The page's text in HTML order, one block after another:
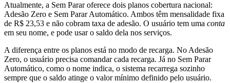
Atualmente, a Sem Parar oferece dois planos cobertura nacional:
Adesão Zero e Sem Parar Automático. Ambos têm mensalidade fixa
de R$ 23,53 e não cobram taxa de adesão. O usuário tem uma conta
em seu nome, e pode usar o saldo dela nos serviços.
A diferença entre os planos está no modo de recarga. No Adesão
Zero, o usuário precisa comandar cada recarga. Já no Sem Parar
Automático, como o nome indica, o sistema recarrega sozinho
sempre que o saldo atinge o valor mínimo definido pelo usuário.